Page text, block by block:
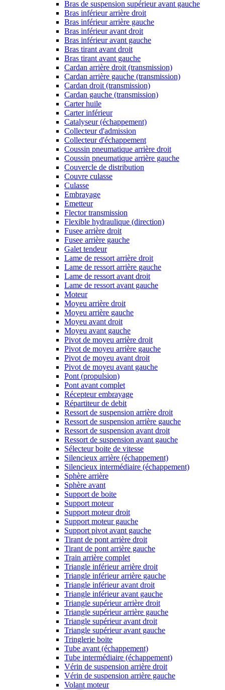
Bras de suspension supérieur avant gauche
Bras inférieur arrière droit
Bras inférieur arrière gauche
Bras inférieur avant droit
Bras inférieur avant gauche
Bras tirant avant droit
Bras tirant avant gauche
Cardan arrière droit (transmission)
Cardan arrière gauche (transmission)
Cardan droit (transmission)
Cardan gauche (transmission)
Carter huile
Carter inférieur
Catalyseur (échappement)
Collecteur d'admission
Collecteur d'échappement
Coussin pneumatique arrière droit
Coussin pneumatique arrière gauche
Couvercle de distribution
Couvre culasse
Culasse
Embrayage
Emetteur
Flector transmission
Flexible hydraulique (direction)
Fusee arrière droit
Fusee arrière gauche
Galet tendeur
Lame de ressort arrière droit
Lame de ressort arrière gauche
Lame de ressort avant droit
Lame de ressort avant gauche
Moteur
Moyeu arrière droit
Moyeu arrière gauche
Moyeu avant droit
Moyeu avant gauche
Pivot de moyeu arrière droit
Pivot de moyeu arrière gauche
Pivot de moyeu avant droit
Pivot de moyeu avant gauche
Pont (propulsion)
Pont avant complet
Récepteur embrayage
Répartiteur de debit
Ressort de suspension arrière droit
Ressort de suspension arrière gauche
Ressort de suspension avant droit
Ressort de suspension avant gauche
Sélecteur boite de vitesse
Silencieux arrière (échappement)
Silencieux intermédiaire (échappement)
Sphère arrière
Sphère avant
Support de boite
Support moteur
Support moteur droit
Support moteur gauche
Support pivot avant gauche
Tirant de pont arrière droit
Tirant de pont arrière gauche
Train arrière complet
Triangle inférieur arrière droit
Triangle inférieur arrière gauche
Triangle inférieur avant droit
Triangle inférieur avant gauche
Triangle supérieur arrière droit
Triangle supérieur arrière gauche
Triangle supérieur avant droit
Triangle supérieur avant gauche
Tringlerie boite
Tube avant (échappement)
Tube intermédiaire (échappement)
Vérin de suspension arrière droit
Vérin de suspension arrière gauche
Volant moteur